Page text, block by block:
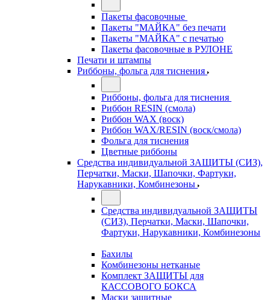
Пакеты фасовочные
Пакеты "МАЙКА" без печати
Пакеты "МАЙКА" с печатью
Пакеты фасовочные в РУЛОНЕ
Печати и штампы
Риббоны, фольга для тиснения
Риббоны, фольга для тиснения
Риббон RESIN (смола)
Риббон WAX (воск)
Риббон WAX/RESIN (воск/смола)
Фольга для тиснения
Цветные риббоны
Средства индивидуальной ЗАЩИТЫ (СИЗ),
Перчатки, Маски, Шапочки, Фартуки,
Нарукавники, Комбинезоны
Средства индивидуальной ЗАЩИТЫ
(СИЗ), Перчатки, Маски, Шапочки,
Фартуки, Нарукавники, Комбинезоны
Бахилы
Комбинезоны нетканые
Комплект ЗАЩИТЫ для
КАССОВОГО БОКСА
Маски защитные